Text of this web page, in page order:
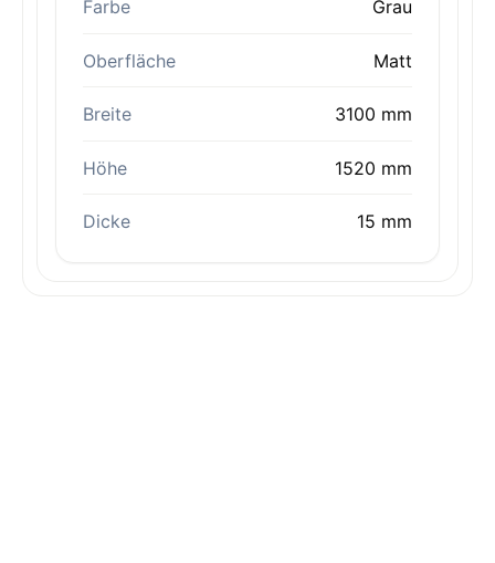
Farbe Grau
Oberfläche Matt
Breite 3100 mm
Höhe 1520 mm
Dicke 15 mm